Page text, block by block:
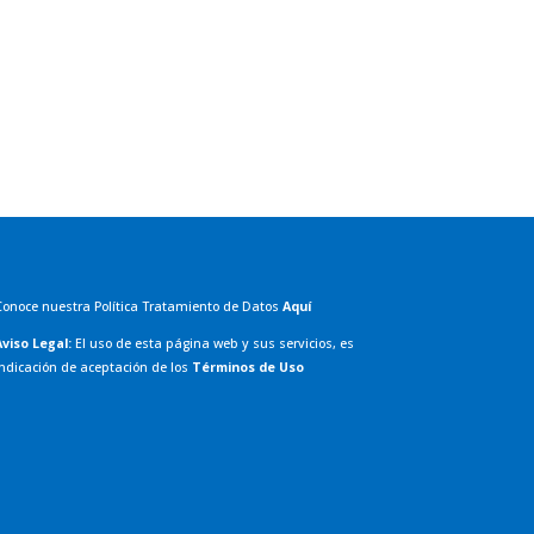
nuestra Política Tratamiento de Datos Aquí
Legal: El uso de esta página web y sus servicios, es
de aceptación de los Términos de Uso